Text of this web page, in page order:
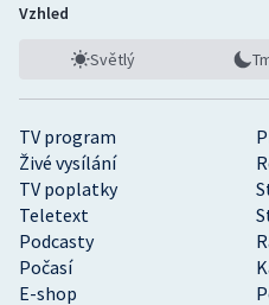
TV program
Živé vysílání
TV poplatky
Teletext
Podcasty
Počasí
E-shop
Vzhled
Světlý